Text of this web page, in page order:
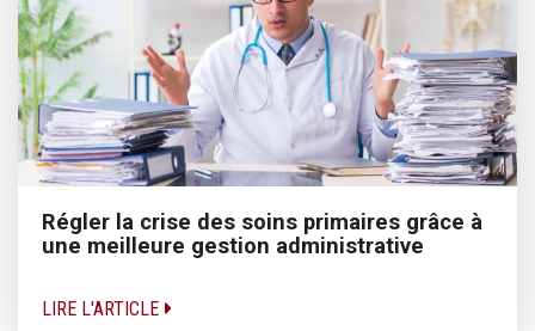
Régler la crise des soins primaires grâce à
une meilleure gestion administrative
LIRE L'ARTICLE